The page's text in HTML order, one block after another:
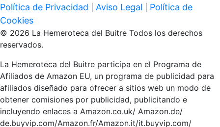
Política de Privacidad Aviso Legal
Política de
Cookies
© 2026 La Hemeroteca del Buitre Todos los derechos
reservados.
La Hemeroteca del Buitre participa en el Programa de
Afiliados de Amazon EU, un programa de publicidad para
afiliados diseñado para ofrecer a sitios web un modo de
obtener comisiones por publicidad, publicitando e
incluyendo enlaces a Amazon.co.uk/ Amazon.de/
de.buyvip.com/Amazon.fr/Amazon.it/it.buyvip.com/